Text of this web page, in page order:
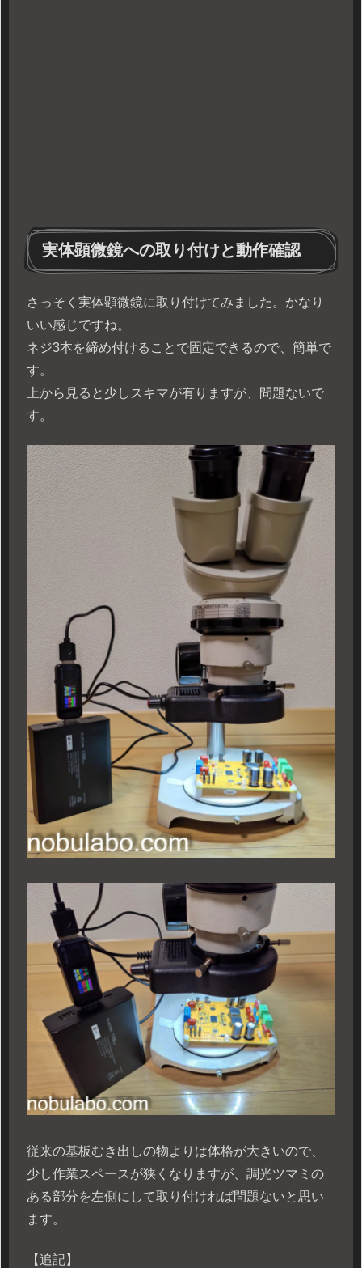
実体顕微鏡への取り付けと動作確認
さっそく実体顕微鏡に取り付けてみました。かなり
いい感じですね。
ネジ3本を締め付けることで固定できるので、簡単で
す。
上から見ると少しスキマが有りますが、問題ないで
す。
従来の基板むき出しの物よりは体格が大きいので、
少し作業スペースが狭くなりますが、調光ツマミの
ある部分を左側にして取り付ければ問題ないと思い
ます。
【追記】